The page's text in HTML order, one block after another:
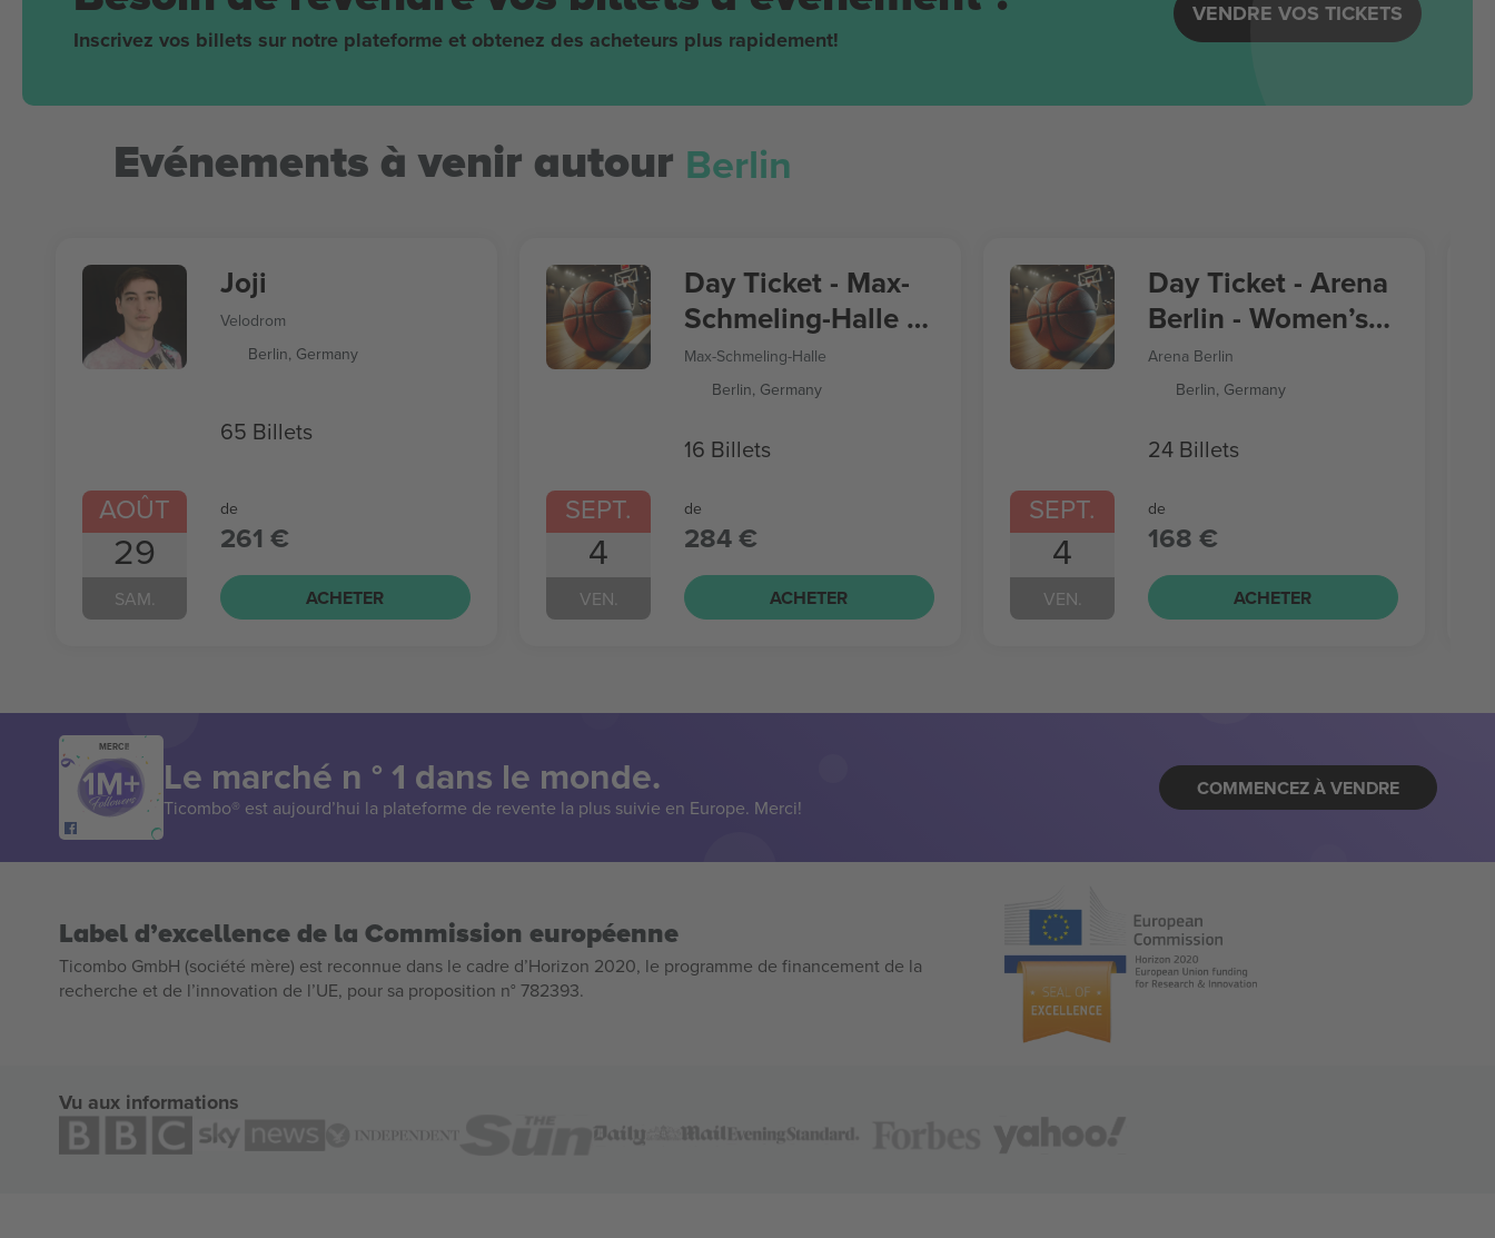
Inscrivez vos billets sur notre plateforme et obtenez des acheteurs plus rapidement!
VENDRE VOS TICKETS
Evénements à venir autour Berlin
AOÛT
29
SAM.
Joji
Velodrom
Berlin, Germany
65 Billets
de
261 €
ACHETER
SEPT.
4
VEN.
Day Ticket - Max-
Schmeling-Halle -
Women’s
Basketball World
Max-Schmeling-Halle
Berlin, Germany
16 Billets
de
284 €
ACHETER
SEPT.
4
VEN.
Day Ticket - Arena
Berlin - Women’s
Basketball World
Cup
Arena Berlin
Berlin, Germany
24 Billets
de
168 €
ACHETER
MERCI!
Le marché n ° 1 dans le monde.
Ticombo® est aujourd’hui la plateforme de revente la plus suivie en Europe. Merci!
COMMENCEZ À VENDRE
Label d’excellence de la Commission européenne
Ticombo GmbH (société mère) est reconnue dans le cadre d’Horizon 2020, le programme de financement de la
recherche et de l’innovation de l’UE, pour sa proposition n° 782393.
Vu aux informations